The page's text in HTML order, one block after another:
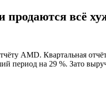
всё
AMD. Квартальная
период на 29 %. Зато